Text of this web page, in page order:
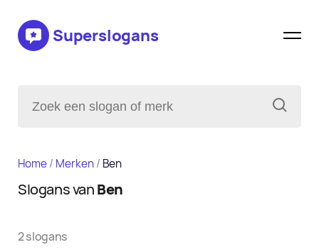
Superslogans
Home/ Merken/ Ben
Slogans vanBen
2 slogans